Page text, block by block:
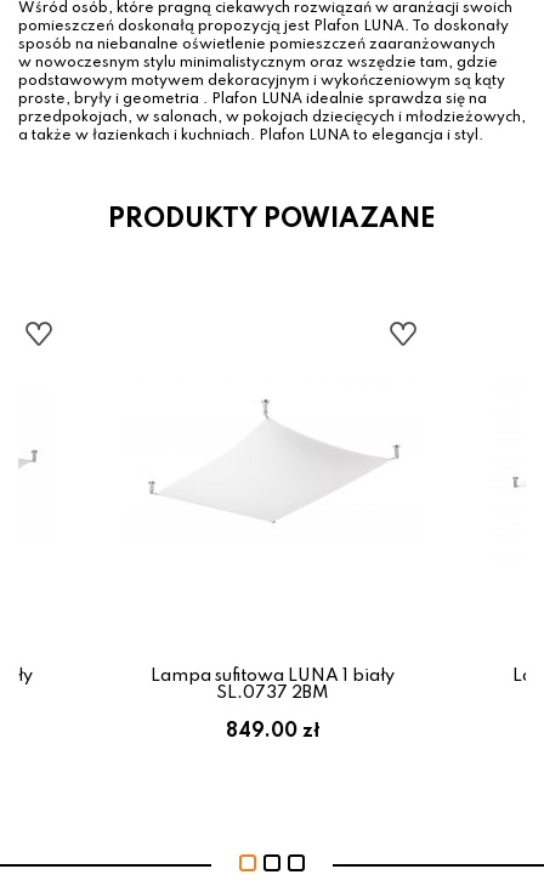
Wśród osób, które pragną ciekawych rozwiązań w aranżacji swoich
pomieszczeń doskonałą propozycją jest Plafon LUNA. To doskonały
sposób na niebanalne oświetlenie pomieszczeń zaaranżowanych
w nowoczesnym stylu minimalistycznym oraz wszędzie tam, gdzie
podstawowym motywem dekoracyjnym i wykończeniowym są kąty
proste, bryły i geometria . Plafon LUNA idealnie sprawdza się na
przedpokojach, w salonach, w pokojach dziecięcych i młodzieżowych,
a także w łazienkach i kuchniach. Plafon LUNA to elegancja i styl.
PRODUKTY POWIAZANE
Lampa sufitowa LUNA 1 biały
SL.0737 2BM
849.00 zł